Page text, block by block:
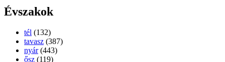
Évszakok
tél (132)
tavasz (387)
nyár (443)
ősz (119)